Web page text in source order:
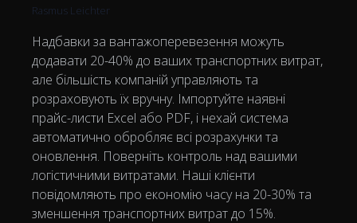
Rasmus Leichter
Надбавки за вантажоперевезення можуть
додавати 20-40% до ваших транспортних витрат,
але більшість компаній управляють та
розраховують їх вручну. Імпортуйте наявні
прайс-листи Excel або PDF, і нехай система
автоматично обробляє всі розрахунки та
оновлення. Поверніть контроль над вашими
логістичними витратами. Наші клієнти
повідомляють про економію часу на 20-30% та
зменшення транспортних витрат до 15%.